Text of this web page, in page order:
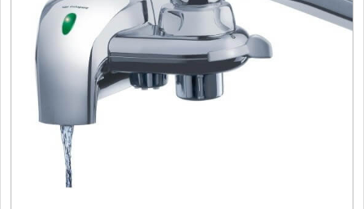
Dřezové baterie
DOMÁCNOST
Dárky
Doprodej